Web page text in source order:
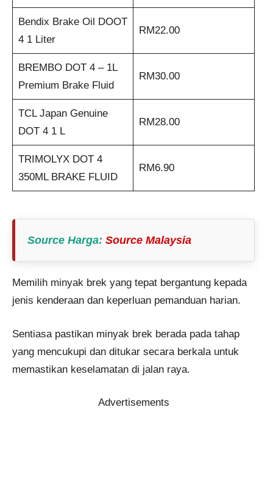
Bendix Brake Oil DOOT
4 1 Liter
RM22.00
BREMBO DOT 4 – 1L
Premium Brake Fluid
RM30.00
TCL Japan Genuine
DOT 4 1 L
RM28.00
TRIMOLYX DOT 4
350ML BRAKE FLUID
RM6.90
Source Harga: Source Malaysia
Memilih minyak brek yang tepat bergantung kepada
jenis kenderaan dan keperluan pemanduan harian.
Sentiasa pastikan minyak brek berada pada tahap
yang mencukupi dan ditukar secara berkala untuk
memastikan keselamatan di jalan raya.
Advertisements